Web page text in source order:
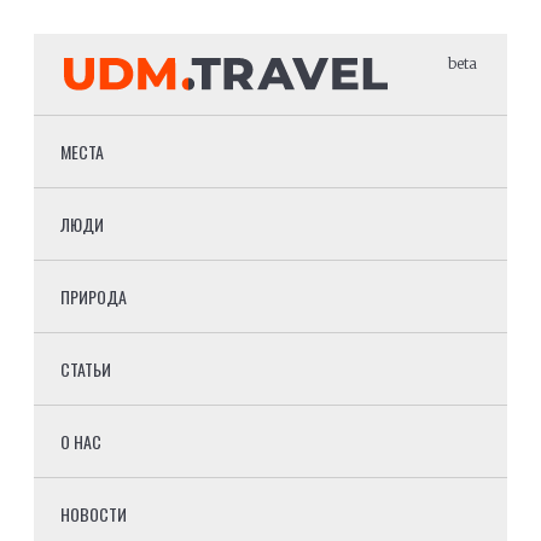
beta
МЕСТА
ЛЮДИ
ПРИРОДА
СТАТЬИ
О НАС
НОВОСТИ